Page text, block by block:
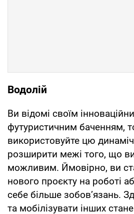
Водолій
Ви відомі своїм
футуристичним баченням,
використовуйте цю
розширити межі того, що
можливим. Ймовірно, ви
нового проєкту на роботі
себе більше зобов’язань.
та мобілізувати інших